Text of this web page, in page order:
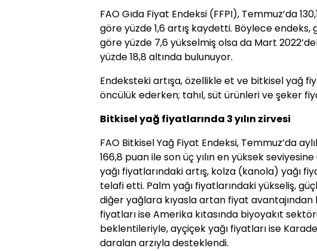
FAO Gıda Fiyat Endeksi (FFPI), Temmuz’da
göre yüzde 1,6 artış kaydetti. Böylece endeks,
göre yüzde 7,6 yükselmiş olsa da Mart
yüzde 18,8 altında bulunuyor.
Endeksteki artışa, özellikle et ve bitkisel yağ
öncülük ederken; tahıl, süt ürünleri ve şeker
Bitkisel yağ fiyatlarında 3 yılın zirvesi
FAO Bitkisel Yağ Fiyat Endeksi, Temmuz’da
166,8 puan ile son üç yılın en yüksek
yağı fiyatlarındaki artış, kolza (kanola) yağı
telafi etti. Palm yağı fiyatlarındaki yükseliş,
diğer yağlara kıyasla artan fiyat avantajından
fiyatları ise Amerika kıtasında biyoyakıt
beklentileriyle, ayçiçek yağı fiyatları ise
daralan arzıyla desteklendi.